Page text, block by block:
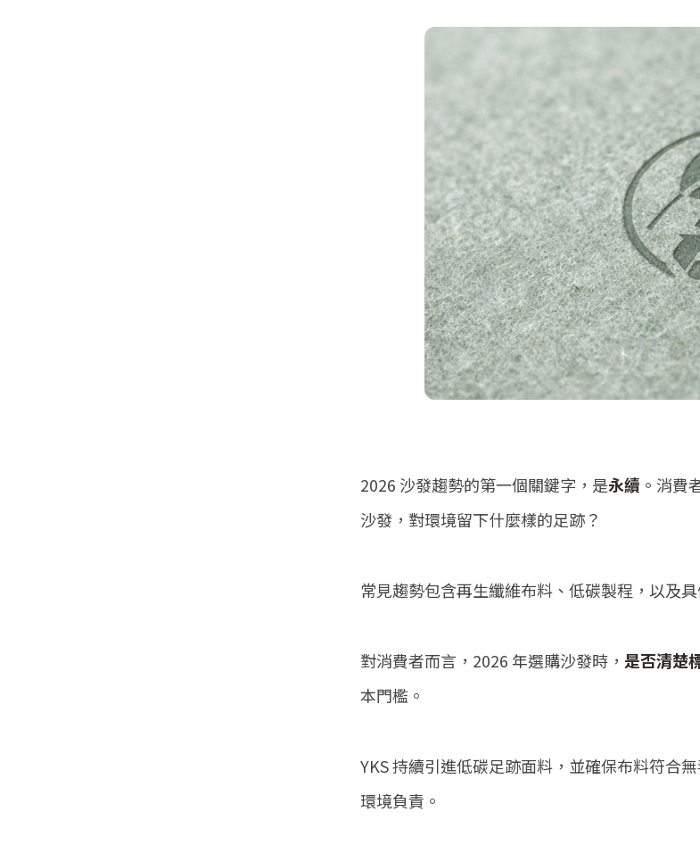
2026 沙發趨勢的第一個關鍵字，是永續 。消費
沙發，對環境留下什麼樣的足跡？
常見趨勢包含再生纖維布料、低碳製程，以及
對消費者而言，2026 年選購沙發時， 是否清楚
本門檻。
YKS 持續引進低碳足跡面料，並確保布料符合
環境負責。